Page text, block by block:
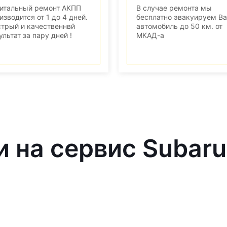
ремонт АКПП
от 1 до 4 дней.
и качественнвй
за пару дней !
В случае ремонта мы
бесплатно эвакуируем
автомобиль до 50 км. от
МКАД-а
на сервис